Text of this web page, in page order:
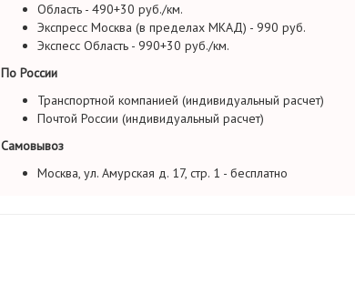
Область - 490+30 руб./км.
Экспресс Москва (в пределах МКАД) - 990 руб.
Экспесс Область - 990+30 руб./км.
По России
Транспортной компанией (индивидуальный расчет)
Почтой России (индивидуальный расчет)
Самовывоз
Москва, ул. Амурская д. 17, стр. 1 - бесплатно